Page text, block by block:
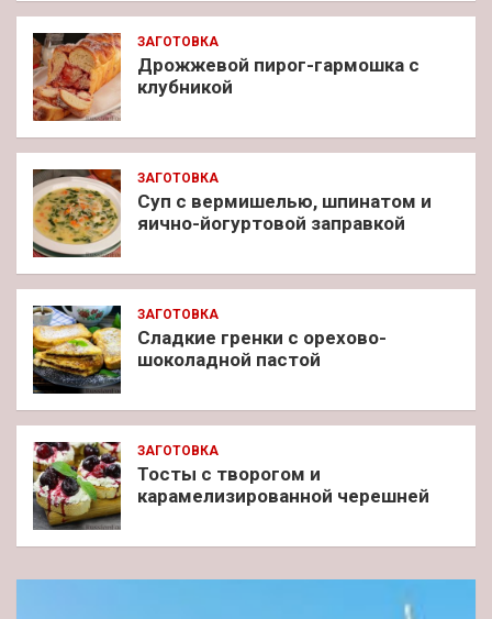
ЗАГОТОВКА
Дрожжевой пирог-гармошка с
клубникой
ЗАГОТОВКА
Суп с вермишелью, шпинатом и
яично-йогуртовой заправкой
ЗАГОТОВКА
Сладкие гренки с орехово-
шоколадной пастой
ЗАГОТОВКА
Тосты с творогом и
карамелизированной черешней